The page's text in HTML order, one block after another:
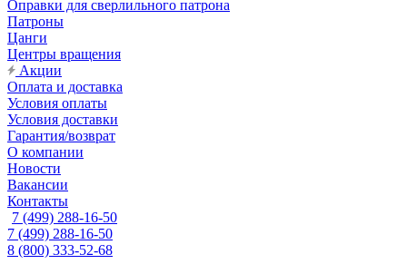
Оправки для сверлильного патрона
Патроны
Цанги
Центры вращения
Акции
Оплата и доставка
Условия оплаты
Условия доставки
Гарантия/возврат
О компании
Новости
Вакансии
Контакты
7 (499) 288-16-50
7 (499) 288-16-50
8 (800) 333-52-68